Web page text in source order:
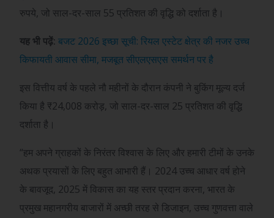
रुपये, जो साल-दर-साल 55 प्रतिशत की वृद्धि को दर्शाता है।
यह भी पढ़ें: बजट 2026 इच्छा सूची: रियल एस्टेट क्षेत्र की नजर उच्च
किफायती आवास सीमा, मजबूत सीएलएसएस समर्थन पर है
इस वित्तीय वर्ष के पहले नौ महीनों के दौरान कंपनी ने बुकिंग मूल्य दर्ज
किया है₹24,008 करोड़, जो साल-दर-साल 25 प्रतिशत की वृद्धि
दर्शाता है।
“हम अपने ग्राहकों के निरंतर विश्वास के लिए और हमारी टीमों के उनके
अथक प्रयासों के लिए बहुत आभारी हैं। 2024 उच्च आधार वर्ष होने
के बावजूद, 2025 में विकास का यह स्तर प्रदान करना, भारत के
प्रमुख महानगरीय बाजारों में अच्छी तरह से डिजाइन, उच्च गुणवत्ता वाले